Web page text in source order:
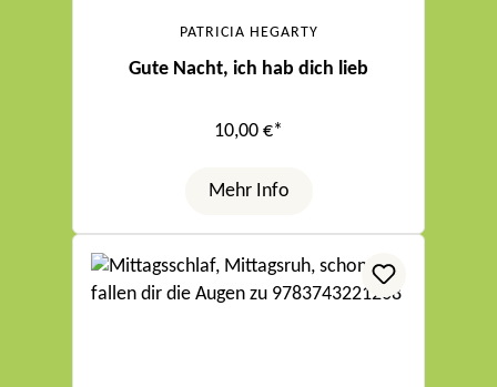
PATRICIA HEGARTY
Gute Nacht, ich hab dich lieb
10,00 €*
Mehr Info